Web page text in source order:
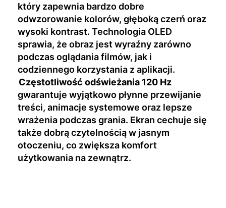
który zapewnia bardzo dobre
odwzorowanie kolorów, głęboką czerń oraz
wysoki kontrast. Technologia OLED
sprawia, że obraz jest wyraźny zarówno
podczas oglądania filmów, jak i
codziennego korzystania z aplikacji.
Częstotliwość odświeżania 120 Hz
gwarantuje wyjątkowo płynne przewijanie
treści, animacje systemowe oraz lepsze
wrażenia podczas grania. Ekran cechuje się
także dobrą czytelnością w jasnym
otoczeniu, co zwiększa komfort
użytkowania na zewnątrz.